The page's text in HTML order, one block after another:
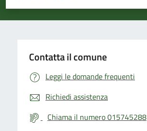
Valuta 5 stelle su 5
Valuta 4 stelle su 5
Valuta 3 stelle su 5
Valuta 2 stelle su 5
Valuta 1 stelle su 5
Contatta il comune
Leggi le domande frequenti
Richiedi assistenza
Chiama il numero 015745288